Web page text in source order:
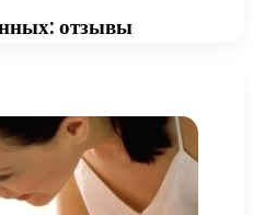
отзывы